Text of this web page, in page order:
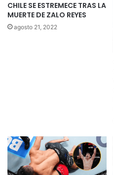
CHILE SE ESTREMECE TRAS LA
MUERTE DE ZALO REYES
agosto 21, 2022